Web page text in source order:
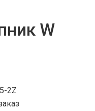
W
2Z